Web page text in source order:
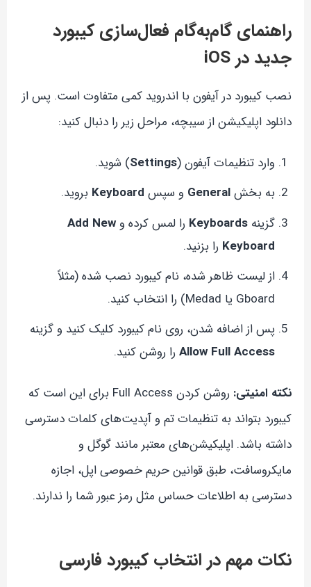
راهنمای گام‌به‌گام فعال‌سازی کیبورد
جدید در iOS
نصب کیبورد در آیفون با اندروید کمی متفاوت است. پس از
دانلود اپلیکیشن از سیبچه، مراحل زیر را دنبال کنید:
وارد تنظیمات آیفون (Settings) شوید.
به بخشGeneral و سپس Keyboard بروید.
گزینه Keyboards را لمس کرده و Add New
Keyboard را بزنید.
از لیست ظاهر شده، نام کیبورد نصب شده (مثلاً
Gboard یا Medad) را انتخاب کنید.
پس از اضافه شدن، روی نام کیبورد کلیک کنید و گزینه
Allow Full Accessرا روشن کنید.
نکته امنیتی:
روشن کردن Full Access برای این است که
کیبورد بتواند به تنظیمات تم و آپدیت‌های کلمات دسترسی
داشته باشد. اپلیکیشن‌های معتبر مانند گوگل و
مایکروسافت، طبق قوانین حریم خصوصی اپل، اجازه
دسترسی به اطلاعات حساس مثل رمز عبور شما را ندارند.
نکات مهم در انتخاب کیبورد فارسی